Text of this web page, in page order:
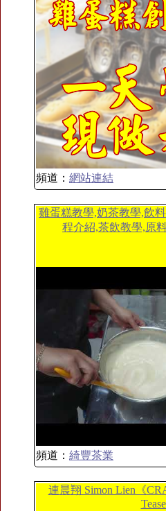
頻道： 網站連結
雞蛋糕教學,奶茶教學,飲
程介紹,茶飲教學,原
頻道： 綺豐茶業
連晨翔 Simon Lien《